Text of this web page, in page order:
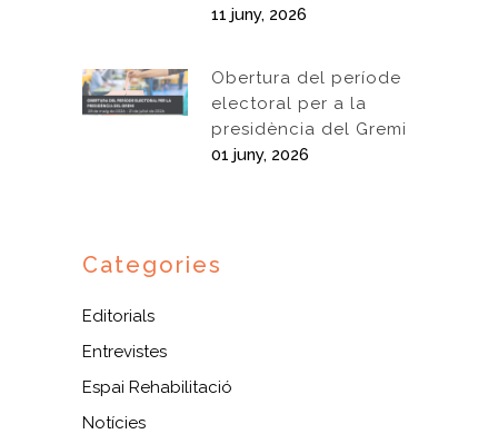
11 juny, 2026
Obertura del període
electoral per a la
presidència del Gremi
01 juny, 2026
Categories
Editorials
Entrevistes
Espai Rehabilitació
Notícies